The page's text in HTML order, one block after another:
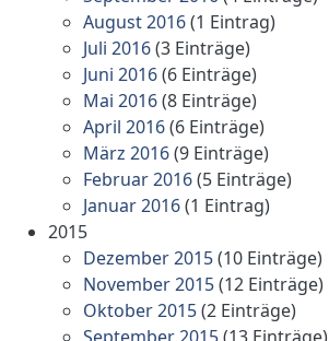
August 2016(1 Eintrag)
Juli 2016(3 Einträge)
Juni 2016(6 Einträge)
Mai 2016(8 Einträge)
April 2016(6 Einträge)
März 2016(9 Einträge)
Februar 2016(5 Einträge)
Januar 2016(1 Eintrag)
2015
Dezember 2015(10 Einträge)
November 2015(12 Einträge)
Oktober 2015(2 Einträge)